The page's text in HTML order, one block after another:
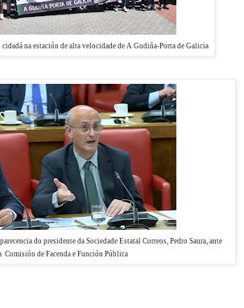
cidadá na estación de alta velocidade de A Gudiña-Porta de Galicia
do presidente da Sociedade Estatal Correos, Pedro Saura, ante
Comisión de Facenda e Función Pública